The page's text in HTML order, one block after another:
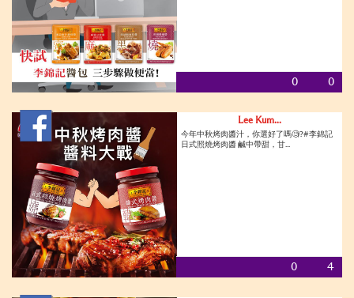
0 0
Lee Kum...
今年中秋烤肉醬汁，你選好了嗎🧐?#李錦記
日式照燒烤肉醬 鹹中帶甜，甘...
0 4